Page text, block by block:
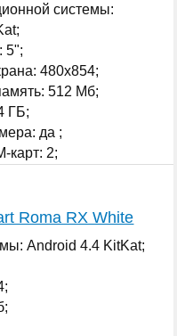
системы:
5";
480x854;
512 Мб;
ГБ;
да ;
карт: 2;
Roma RX White
Android 4.4 KitKat;